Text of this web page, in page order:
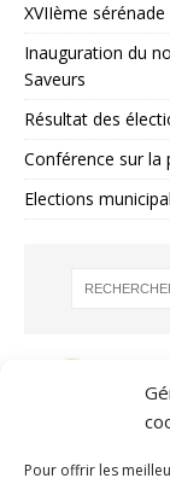
Pour offrir les
XVIIème
Inauguration du
Saveurs
Résultat des
Conférence sur la
Elections